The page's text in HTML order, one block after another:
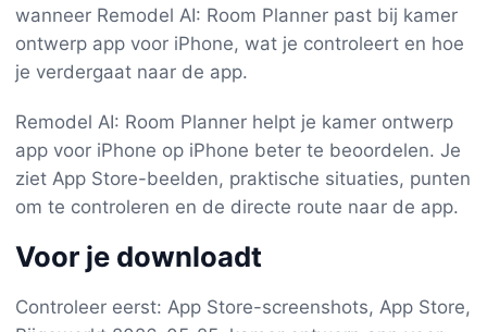
wanneer Remodel AI: Room Planner past bij kamer
ontwerp app voor iPhone, wat je controleert en hoe
je verdergaat naar de app.
Remodel AI: Room Planner helpt je kamer ontwerp
app voor iPhone op iPhone beter te beoordelen. Je
ziet App Store-beelden, praktische situaties, punten
om te controleren en de directe route naar de app.
Voor je downloadt
Controleer eerst: App Store-screenshots, App Store,